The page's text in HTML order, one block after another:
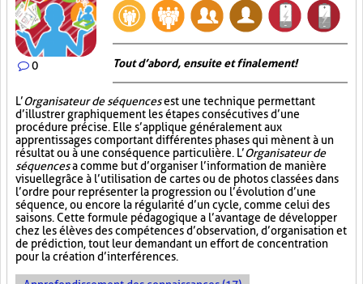
0 Tout d’abord, ensuite et finalement!
L’Organisateur de séquencesest une technique permettant
d’illustrer graphiquement les étapes consécutives d’une
procédure précise. Elle s’applique généralement aux
apprentissages comportant différentes phases qui mènent à un
résultat ou à une conséquence particulière. L’Organisateur de
séquencesa comme but d’organiser l’information de manière
visuellegrâce à l’utilisation de cartes ou de photos classées dans
l’ordre pour représenter la progression ou l’évolution d’une
séquence, ou encore la régularité d’un cycle, comme celui des
saisons. Cette formule pédagogique a l’avantage de développer
chez les élèves des compétences d’observation, d’organisation et
de prédiction, tout leur demandant un effort de concentration
pour la création d’interférences.